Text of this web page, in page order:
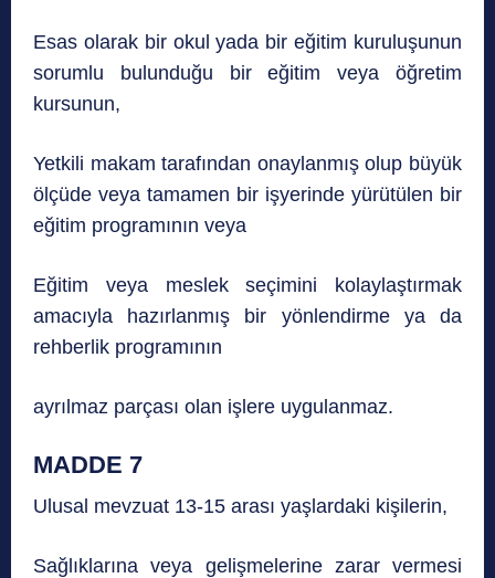
Esas olarak bir okul yada bir eğitim kuruluşunun
sorumlu bulunduğu bir eğitim veya öğretim
kursunun,
Yetkili makam tarafından onaylanmış olup büyük
ölçüde veya tamamen bir işyerinde yürütülen bir
eğitim programının veya
Eğitim veya meslek seçimini kolaylaştırmak
amacıyla hazırlanmış bir yönlendirme ya da
rehberlik programının
ayrılmaz parçası olan işlere uygulanmaz.
MADDE 7
Ulusal mevzuat 13-15 arası yaşlardaki kişilerin,
Sağlıklarına veya gelişmelerine zarar vermesi